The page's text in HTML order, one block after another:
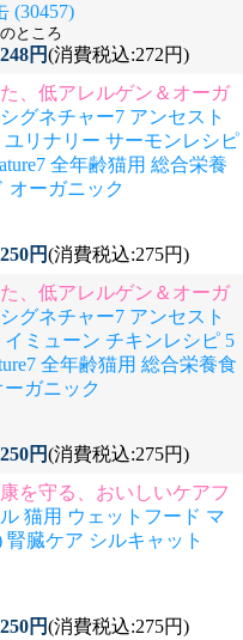
(30457)
ところ
248円(消費税込:272円)
、低アレルゲン＆オーガ
シグネチャー7 アンセスト
リナリー サーモンレシピ
全年齢猫用 総合栄養
オーガニック
250円(消費税込:275円)
、低アレルゲン＆オーガ
シグネチャー7 アンセスト
ミューン チキンレシピ 5
全年齢猫用 総合栄養食
ーガニック
250円(消費税込:275円)
を守る、おいしいケアフ
猫用 ウェットフード マ
腎臓ケア シルキャット
250円(消費税込:275円)